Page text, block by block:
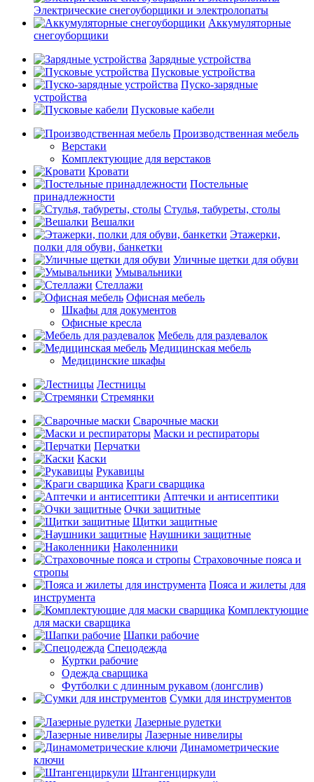
Электрические снегоуборщики и электролопаты
Аккумуляторные
снегоуборщики
Зарядные устройства
Пусковые устройства
Пуско-зарядные
устройства
Пусковые кабели
Производственная мебель
Верстаки
Комплектующие для верстаков
Кровати
Постельные
принадлежности
Стулья, табуреты, столы
Вешалки
Этажерки,
полки для обуви, банкетки
Уличные щетки для обуви
Умывальники
Стеллажи
Офисная мебель
Шкафы для документов
Офисные кресла
Мебель для раздевалок
Медицинская мебель
Медицинские шкафы
Лестницы
Стремянки
Сварочные маски
Маски и респираторы
Перчатки
Каски
Рукавицы
Краги сварщика
Аптечки и антисептики
Очки защитные
Щитки защитные
Наушники защитные
Наколенники
Страховочные пояса и
стропы
Пояса и жилеты для
инструмента
Комплектующие
для маски сварщика
Шапки рабочие
Спецодежда
Куртки рабочие
Одежда сварщика
Футболки с длинным рукавом (лонгслив)
Сумки для инструментов
Лазерные рулетки
Лазерные нивелиры
Динамометрические
ключи
Штангенциркули